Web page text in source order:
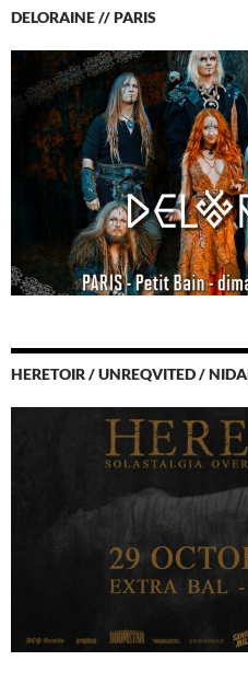
DELORAINE // PARIS
HERETOIR / UNREQVITED /